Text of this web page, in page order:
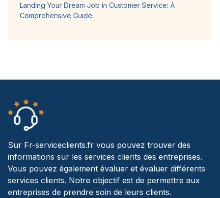
Landing Your Dream Job in Customer Service: A
Comprehensive Guide
Sur Fr-serviceclients.fr vous pouvez trouver des
informations sur les services clients des entreprises.
Vous pouvez également évaluer et évaluer différents
services clients. Notre objectif est de permettre aux
entreprises de prendre soin de leurs clients.